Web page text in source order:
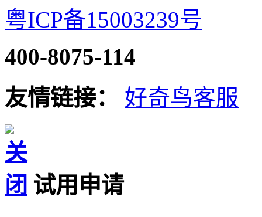
粤ICP备15003239号
400-8075-114
友情链接： 好奇鸟客服
试用申请